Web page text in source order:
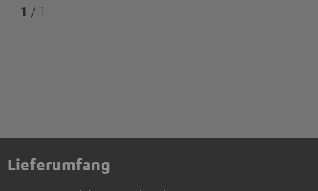
1 / 1
Lieferumfang